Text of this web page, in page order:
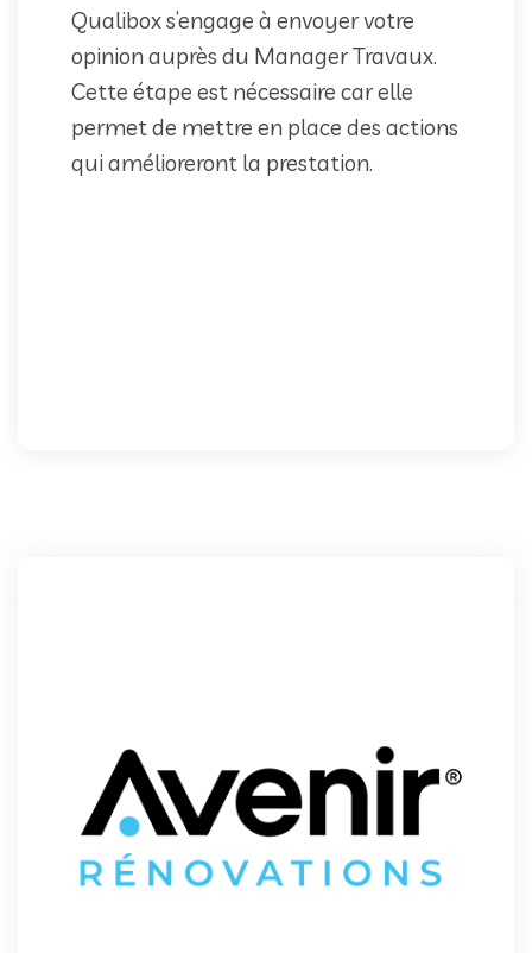
Qualibox s’engage à envoyer votre
opinion auprès du Manager Travaux.
Cette étape est nécessaire car elle
permet de mettre en place des actions
qui amélioreront la prestation.